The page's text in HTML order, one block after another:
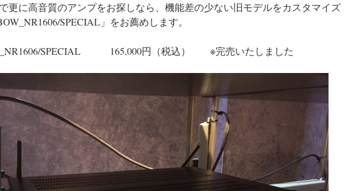
更に高音質のアンプをお探しなら、機能差の少ない旧モデルをカスタマイズ
SPECIAL」をお薦めします。
SPECIAL 165,000円（税込） ※完売いたしました